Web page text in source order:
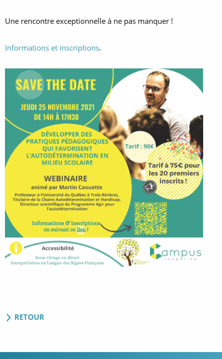
Une rencontre exceptionnelle à ne pas manquer !
Informations et inscriptions.
RETOUR